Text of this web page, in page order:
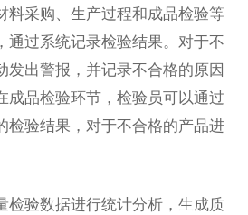
料采购、生产过程和成品检验等
通过系统记录检验结果。对于不
发出警报，并记录不合格的原因
成品检验环节，检验员可以通过
检验结果，对于不合格的产品进
检验数据进行统计分析，生成质